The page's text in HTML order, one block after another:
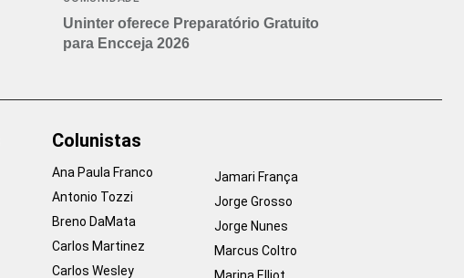
Uninter oferece Preparatório Gratuito
para Encceja 2026
Colunistas
Ana Paula Franco
Antonio Tozzi
Breno DaMata
Carlos Martinez
Carlos Wesley
Jamari França
Jorge Grosso
Jorge Nunes
Marcus Coltro